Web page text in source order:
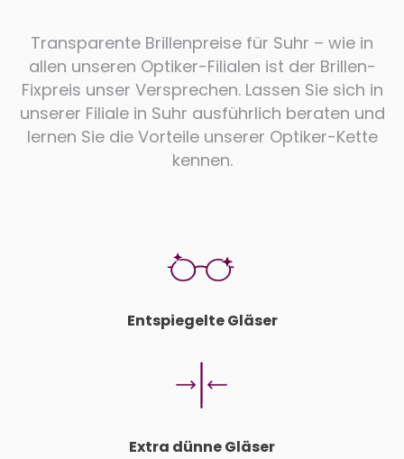
Transparente Brillenpreise für Suhr – wie in
allen unseren Optiker-Filialen ist der Brillen-
Fixpreis unser Versprechen. Lassen Sie sich in
unserer Filiale in Suhr ausführlich beraten und
lernen Sie die Vorteile unserer Optiker-Kette
kennen.
Entspiegelte Gläser
Extra dünne Gläser